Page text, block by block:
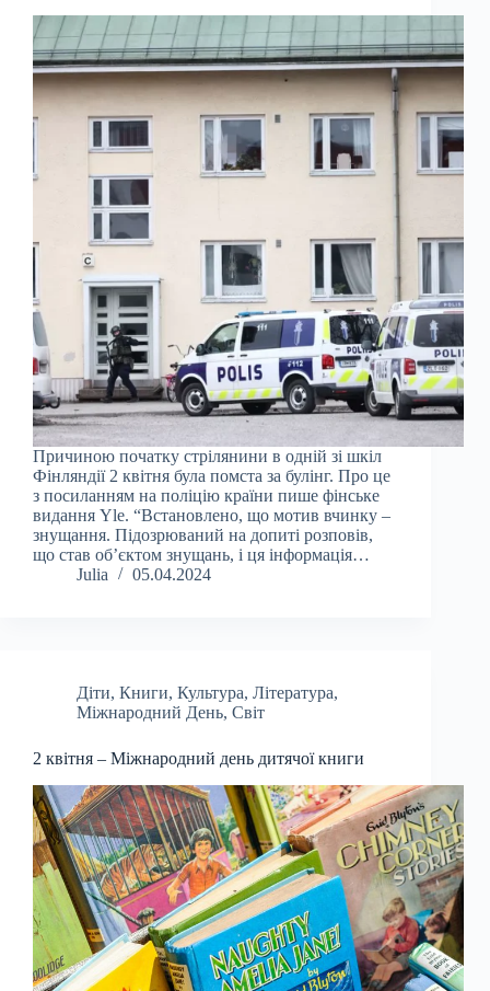
Причиною початку стрілянини в одній зі шкіл
Фінляндії 2 квітня була помста за булінг. Про це
з посиланням на поліцію країни пише фінське
видання Yle. “Встановлено, що мотив вчинку –
знущання. Підозрюваний на допиті розповів,
що став об’єктом знущань, і ця інформація…
Julia
05.04.2024
Діти, Книги, Культура, Література,
Міжнародний День, Світ
2 квітня – Міжнародний день дитячої книги